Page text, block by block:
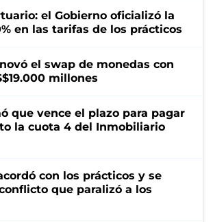
el Gobierno oficializó la
en las tarifas de los prácticos
el swap de monedas con
millones
que vence el plazo para pagar
la cuota 4 del Inmobiliario
con los prácticos y se
que paralizó a los